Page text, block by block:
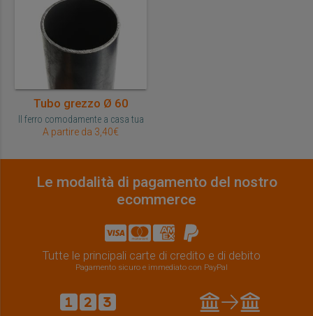
Tubo grezzo Ø 60
Il ferro comodamente a casa tua
A partire da 3,40€
Le modalità di pagamento del nostro
ecommerce
Tutte le principali carte di credito e di debito
Pagamento sicuro e immediato con PayPal